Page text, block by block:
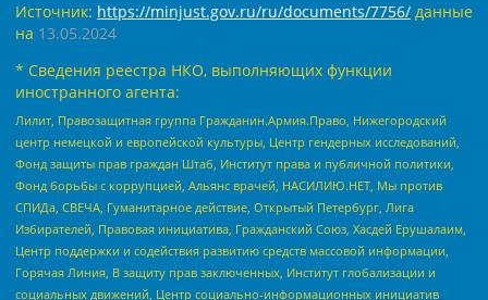
Источник: https://minjust.gov.ru/ru/documents/7756/ данные
на 13.05.2024
* Сведения реестра НКО, выполняющих функции
иностранного агента:
Лилит, Правозащитная группа Гражданин.Армия.Право, Нижегородский
центр немецкой и европейской культуры, Центр гендерных исследований,
Фонд защиты прав граждан Штаб, Институт права и публичной политики,
Фонд борьбы с коррупцией, Альянс врачей, НАСИЛИЮ.НЕТ, Мы против
СПИДа, СВЕЧА, Гуманитарное действие, Открытый Петербург, Лига
Избирателей, Правовая инициатива, Гражданский Союз, Хасдей Ерушалаим,
Центр поддержки и содействия развитию средств массовой информации,
Горячая Линия, В защиту прав заключенных, Институт глобализации и
социальных движений, Центр социально-информационных инициатив